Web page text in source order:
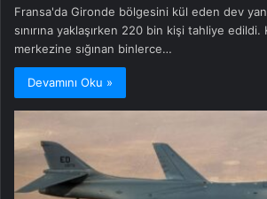
Fransa'da Gironde bölgesini kül eden dev
sınırına yaklaşırken 220 bin kişi tahliye
merkezine sığınan binlerce…
Devamını Oku »